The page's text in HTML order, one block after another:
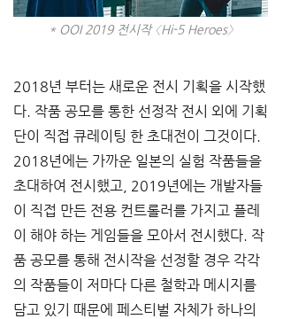
* OOI 2019 전시작 〈Hi-5 Heroes〉
2018년 부터는 새로운 전시 기획을 시작했
다. 작품 공모를 통한 선정작 전시 외에 기획
단이 직접 큐레이팅 한 초대전이 그것이다.
2018년에는 가까운 일본의 실험 작품들을
초대하여 전시했고, 2019년에는 개발자들
이 직접 만든 전용 컨트롤러를 가지고 플레
이 해야 하는 게임들을 모아서 전시했다. 작
품 공모를 통해 전시작을 선정할 경우 각각
의 작품들이 저마다 다른 철학과 메시지를
담고 있기 때문에 페스티벌 자체가 하나의